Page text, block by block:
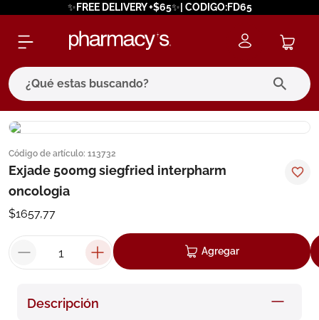
✨FREE DELIVERY +$65✨| CODIGO:FD65
¿Qué estas buscando?
Código de artículo: 113732
Exjade 500mg siegfried interpharm
oncologia
$1657,77
Agregar
Descripción
términos más buscados
1. eucerin
cerave
7. isdin